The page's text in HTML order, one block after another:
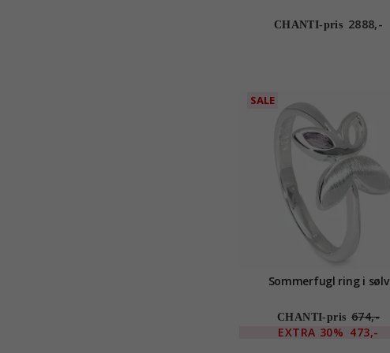
CHANTI-pris 2888,-
SALE
Sommerfugl ring i sølv
CHANTI-pris 674,-
EXTRA 30% 473,-